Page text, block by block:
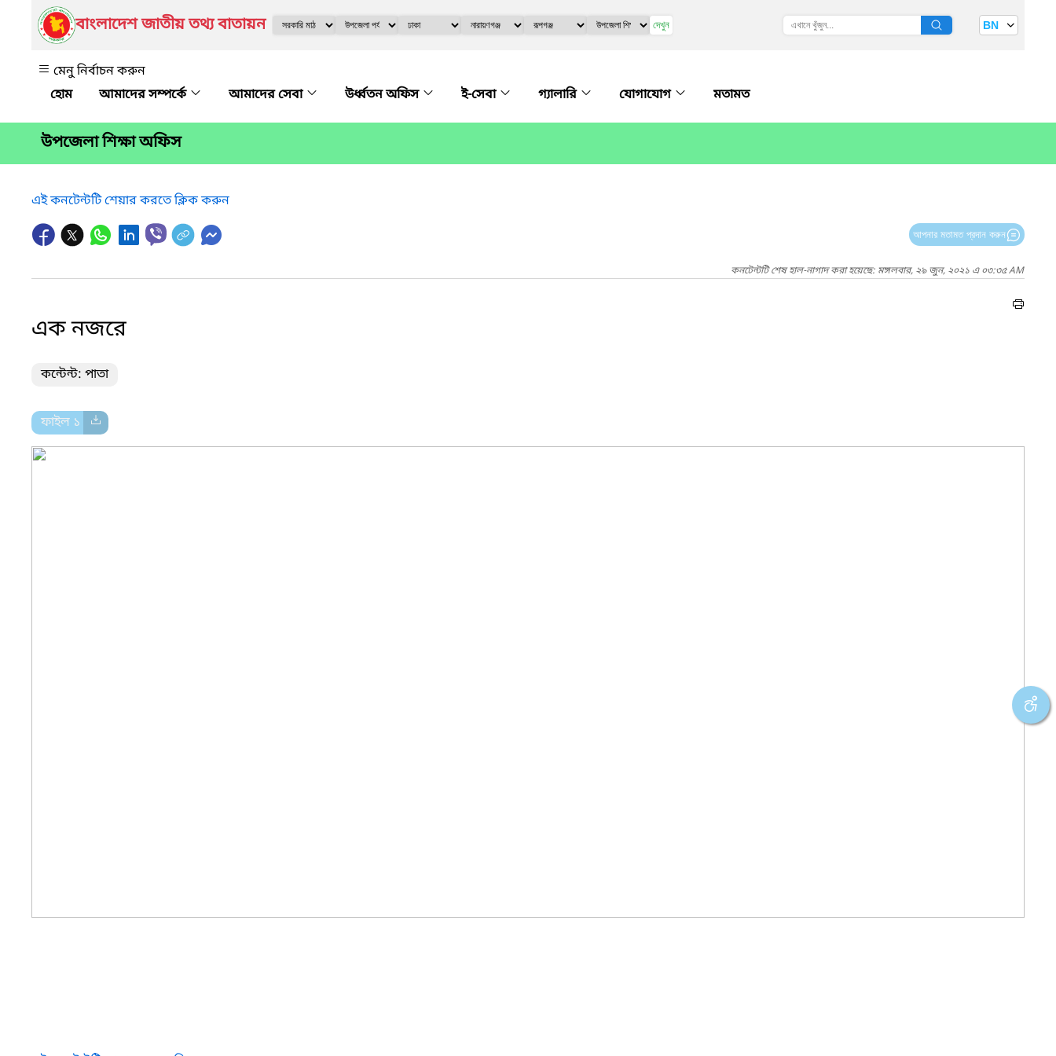
বাংলাদেশ জাতীয় তথ্য বাতায়ন দেখুন BN
মেনু নির্বাচন করুন
আমাদের সম্পর্কে
আমাদের সেবা উর্ধ্বতন অফিস ই-সেবা গ্যালারি যোগাযোগ মতামত
উপজেলা শিক্ষা অফিস
এই কনটেন্টটি শেয়ার করতে ক্লিক করুন
আপনার মতামত প্রদান করুন
কনটেন্টটি শেষ হাল-নাগাদ করা হয়েছে: মঙ্গলবার, ২৯ জুন, ২০২১ এ ০৩:৩৫ AM
এক নজরে
কন্টেন্ট: পাতা
ফাইল ১